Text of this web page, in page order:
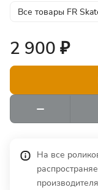
Все товары FR
2 900 ₽
На все